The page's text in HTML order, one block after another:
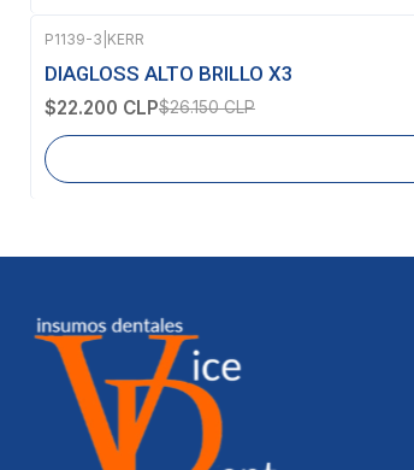
-15%OFF
Agotado
P1139-3 KERR
DIAGLOSS ALTO BRILLO X3
$22.200 CLP$26.150 CLP